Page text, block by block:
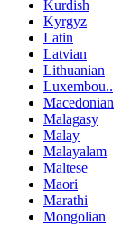
Kurdish
Kyrgyz
Latin
Latvian
Lithuanian
Luxembou..
Macedonian
Malagasy
Malay
Malayalam
Maltese
Maori
Marathi
Mongolian